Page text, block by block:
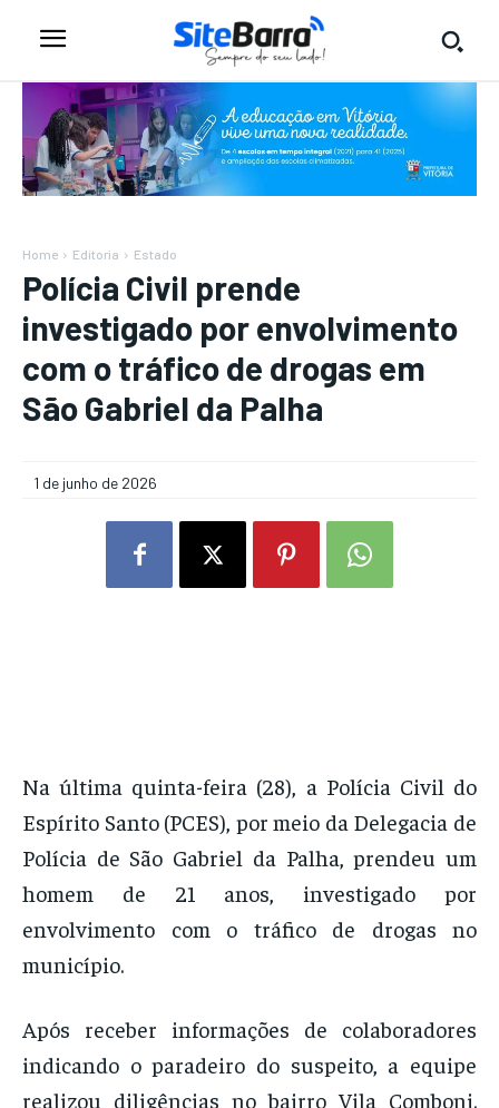
Home Editoria Estado
Polícia Civil prende
investigado por envolvimento
com o tráfico de drogas em
São Gabriel da Palha
1 de junho de 2026
Na última quinta-feira (28), a Polícia Civil do
Espírito Santo (PCES), por meio da Delegacia de
Polícia de São Gabriel da Palha, prendeu um
homem de 21 anos, investigado por
envolvimento com o tráfico de drogas no
município.
Após receber informações de colaboradores
indicando o paradeiro do suspeito, a equipe
realizou diligências no bairro Vila Comboni.